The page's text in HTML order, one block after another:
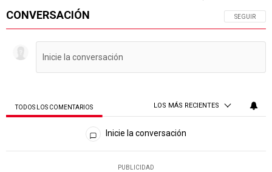
CONVERSACIÓN SIGA ESTA
SEGUIR
TODOS LOS COMENTARIOS LOS MÁS RECIENTES
Todos los comentarios
Inicie la conversación
PUBLICIDAD